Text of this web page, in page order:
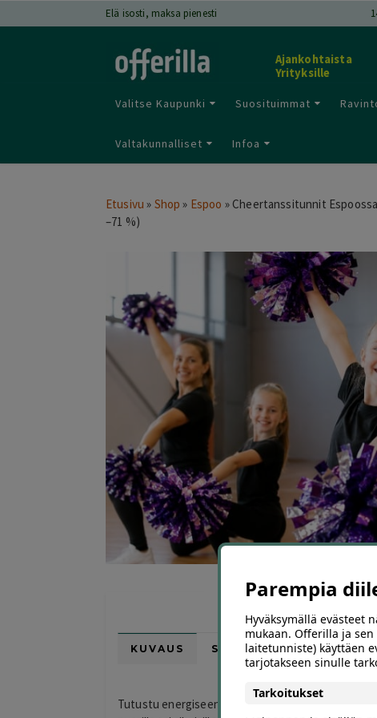
Elä isosti, maksa pienesti
Ajankohtaista
Yrityksille
Valitse Kaupunki Suosituimmat
Valtakunnalliset Infoa
Etusivu » Shop » Espoo » Cheertanssitunnit
–71 %)
KUVAUS SIJAINTI KARTALLA
Tutustu energiseen cheertanssiin edullisesti!
Parempia
Hyväksymällä evästeet
mukaan. Offerilla ja sen
laitetunniste) käyttäen
tarjotakseen sinulle
Tarkoitukset